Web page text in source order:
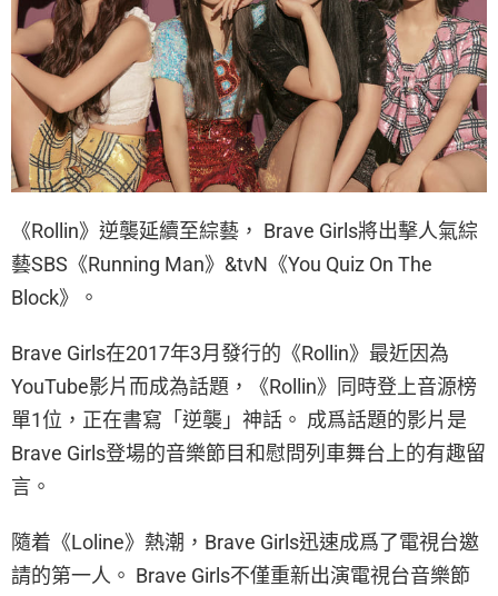
《Rollin》逆襲延續至綜藝， Brave Girls將出擊人氣綜
藝SBS《Running Man》&tvN《You Quiz On The
Block》。
Brave Girls在2017年3月發行的《Rollin》最近因為
YouTube影片而成為話題，《Rollin》同時登上音源榜
單1位，正在書寫「逆襲」神話。 成爲話題的影片是
Brave Girls登場的音樂節目和慰問列車舞台上的有趣留
言。
隨着《Loline》熱潮，Brave Girls迅速成爲了電視台邀
請的第一人。 Brave Girls不僅重新出演電視台音樂節